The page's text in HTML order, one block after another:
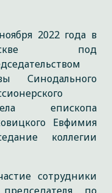
2022 года в
под
Синодального
епископа
Евфимия
коллегии
сотрудники